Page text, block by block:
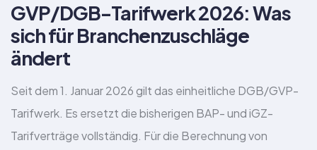
GVP/DGB-Tarifwerk 2026: Was
sich für Branchenzuschläge
ändert
Seit dem 1. Januar 2026 gilt das einheitliche DGB/GVP-
Tarifwerk. Es ersetzt die bisherigen BAP- und iGZ-
Tarifverträge vollständig. Für die Berechnung von